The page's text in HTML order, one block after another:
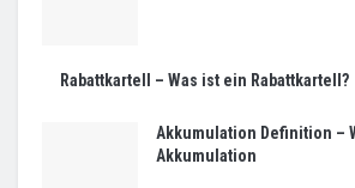
Rabattkartell – Was ist ein Rabattkartell?
Akkumulation Definition –
Akkumulation